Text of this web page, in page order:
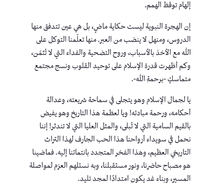
إلهام توقظ الهمم.
إن الهجرة النبوية ليست حكاية ماضٍ، بل هي عين تتدفق منها
الدروس، ومنهل لا ينضب من العبر. منها تعلّمنا التوكل على
الله مع الأخذ بالأسباب، وروح التضحية والفداء التي لا تُثمّن،
وكم أظهرت قدرة الإسلام على توحيد القلوب ونسج مجتمع
متماسكٍ -برحمةِ الله-.
يا لجمال الإسلام وهو يتجلى في سماحة شريعته، وعدالة
أحكامه، ورحمة مبادئه! ويا لعظمة هذا التاريخ وهو يفيض
بالقيم السامية التي لا تُبلى، والمثل العليا التي لا تندثر! إننا
نحمل في سويداء أرواحنا هذا الحب الجارف لهذا التراث
التاريخي العظيم، وهذا الفخر المتجدد بانتمائنا إليه. فماضينا
هو مصباح حاضرنا، ونور مستقبلنا، وبه نستلهم العزم لمواصلة
المسير، وبناء غد يكون امتدادًا لمجد تليد.